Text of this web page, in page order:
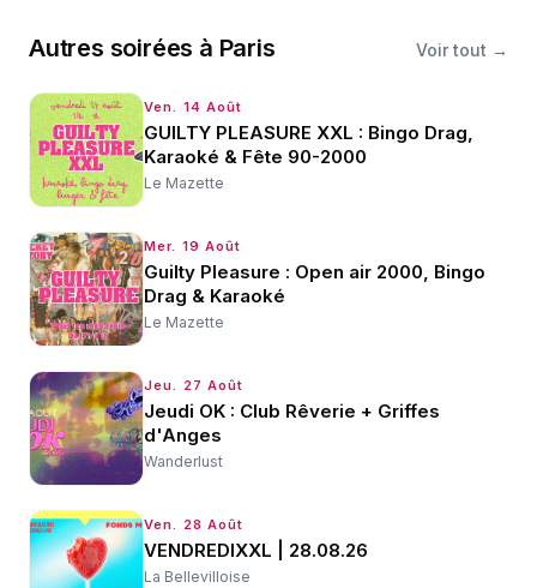
Autres soirées à Paris Voir tout →
Ven. 14 Août
GUILTY PLEASURE XXL : Bingo Drag,
Karaoké & Fête 90-2000
Le Mazette
Mer. 19 Août
Guilty Pleasure : Open air 2000, Bingo
Drag & Karaoké
Le Mazette
Jeu. 27 Août
Jeudi OK : Club Rêverie + Griffes
d'Anges
Wanderlust
Ven. 28 Août
VENDREDIXXL | 28.08.26
La Bellevilloise